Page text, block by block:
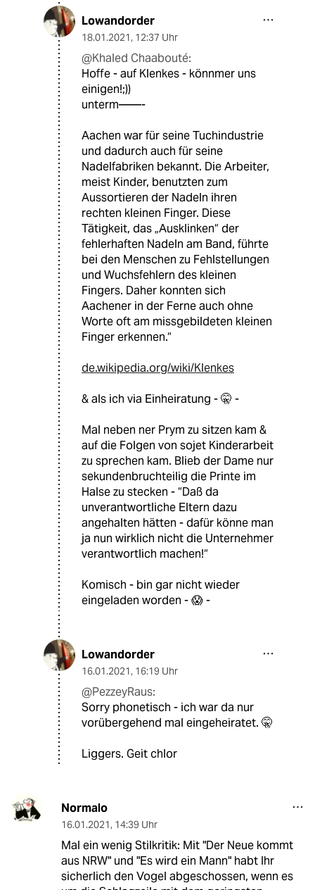
Lowandorder
18.01.2021, 12:37 Uhr
@Khaled Chaabouté:
Hoffe - auf Klenkes - könnmer uns
einigen!;))
unterm——-
Aachen war für seine Tuchindustrie
und dadurch auch für seine
Nadelfabriken bekannt. Die Arbeiter,
meist Kinder, benutzten zum
Aussortieren der Nadeln ihren
rechten kleinen Finger. Diese
Tätigkeit, das „Ausklinken“ der
fehlerhaften Nadeln am Band, führte
bei den Menschen zu Fehlstellungen
und Wuchsfehlern des kleinen
Fingers. Daher konnten sich
Aachener in der Ferne auch ohne
Worte oft am missgebildeten kleinen
Finger erkennen.“
de.wikipedia.org/wiki/Klenkes
& als ich via Einheiratung - 🤫 -
Mal neben ner Prym zu sitzen kam &
auf die Folgen von sojet Kinderarbeit
zu sprechen kam. Blieb der Dame nur
sekundenbruchteilig die Printe im
Halse zu stecken - “Daß da
unverantwortliche Eltern dazu
angehalten hätten - dafür könne man
ja nun wirklich nicht die Unternehmer
verantwortlich machen!“
Komisch - bin gar nicht wieder
eingeladen worden - 😱 -
Lowandorder
16.01.2021, 16:19 Uhr
@PezzeyRaus:
Sorry phonetisch - ich war da nur
vorübergehend mal eingeheiratet. 🤫
Liggers. Geit chlor
Normalo
16.01.2021, 14:39 Uhr
Mal ein wenig Stilkritik: Mit "Der Neue kommt
aus NRW" und "Es wird ein Mann" habt Ihr
sicherlich den Vogel abgeschossen, wenn es